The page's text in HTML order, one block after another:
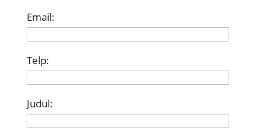
Email:
Telp:
Judul: